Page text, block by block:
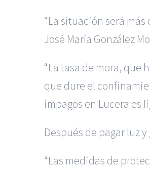
“La situación será
José María González
“La tasa de mora, que
que dure el
impagos en Lucera es
Después de pagar luz
“Las medidas de